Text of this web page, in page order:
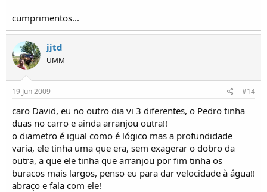
cumprimentos...
jjtd
UMM
19 Jun 2009 #14
caro David, eu no outro dia vi 3 diferentes, o Pedro tinha
duas no carro e ainda arranjou outra!!
o diametro é igual como é lógico mas a profundidade
varia, ele tinha uma que era, sem exagerar o dobro da
outra, a que ele tinha que arranjou por fim tinha os
buracos mais largos, penso eu para dar velocidade à água!!
abraço e fala com ele!